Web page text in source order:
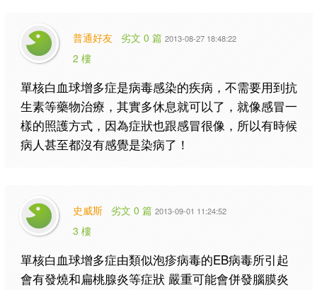
普通好友 劣文 0 篇 2013-08-27 18:48:22
2 樓
單核白血球增多症是病毒感染的疾病，不需要用到抗
生素等藥物治療，其實多休息就可以了，就像感冒一
樣的照護方式，因為症狀也跟感冒很像，所以有時候
病人甚至都沒有感覺是染病了！
史威斯 劣文 0 篇 2013-09-01 11:24:52
3 樓
單核白血球增多症由類似泡疹病毒的EB病毒所引起
會有發燒和扁桃腺炎等症狀 嚴重可能會併發腦膜炎